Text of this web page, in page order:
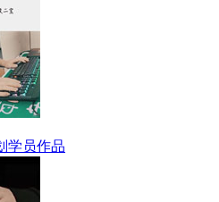
学员作品